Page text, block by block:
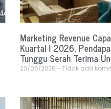
Marketing Revenue
Kuartal I 2026,
Tunggu Serah Terima
20/05/2026 Tidak ada